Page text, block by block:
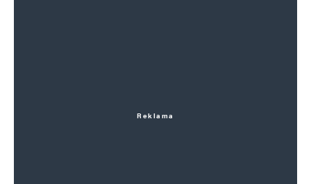
Reklama